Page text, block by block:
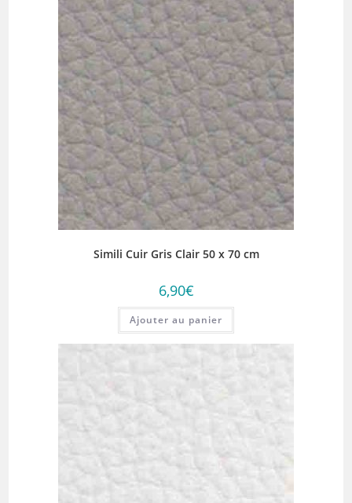
Simili Cuir Gris Clair 50 x 70 cm
6,90€
Ajouter au panier